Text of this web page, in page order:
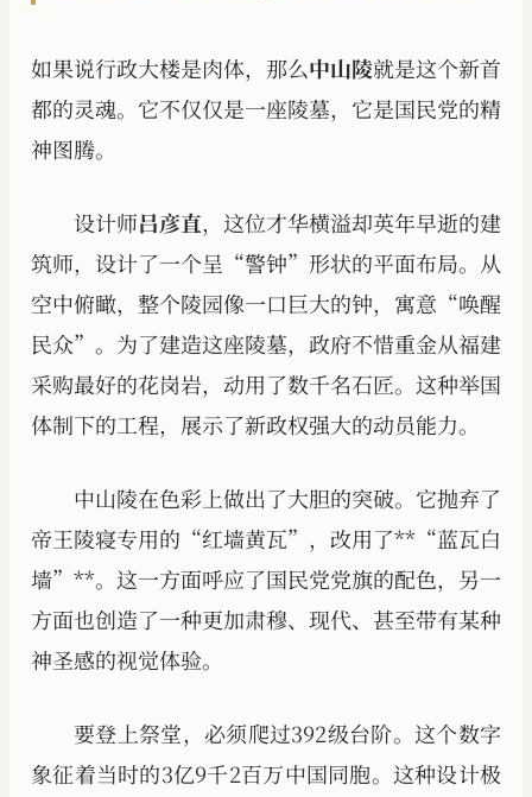
如果说行政大楼是肉体，那么中山陵就是这个新首
都的灵魂。它不仅仅是一座陵墓，它是国民党的精
神图腾。
设计师吕彦直，这位才华横溢却英年早逝的建
筑师，设计了一个呈“警钟”形状的平面布局。从
空中俯瞰，整个陵园像一口巨大的钟，寓意“唤醒
民众”。为了建造这座陵墓，政府不惜重金从福建
采购最好的花岗岩，动用了数千名石匠。这种举国
体制下的工程，展示了新政权强大的动员能力。
中山陵在色彩上做出了大胆的突破。它抛弃了
帝王陵寝专用的“红墙黄瓦”，改用了**“蓝瓦白
墙”**。这一方面呼应了国民党党旗的配色，另一
方面也创造了一种更加肃穆、现代、甚至带有某种
神圣感的视觉体验。
要登上祭堂，必须爬过392级台阶。这个数字
象征着当时的3亿9千2百万中国同胞。这种设计极